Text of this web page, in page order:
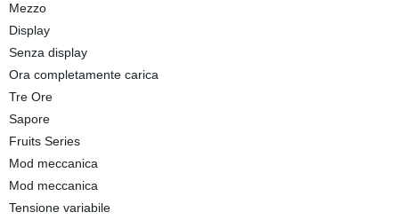
Mezzo
Display
Senza display
Ora completamente carica
Tre Ore
Sapore
Fruits Series
Mod meccanica
Mod meccanica
Tensione variabile